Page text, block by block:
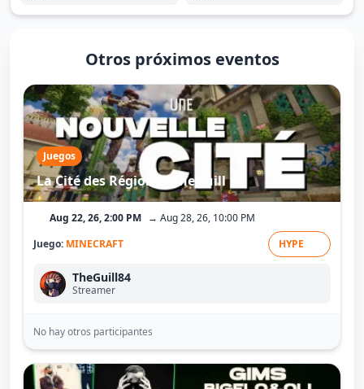
Otros próximos eventos
Juegos
La Cité des Régions - TheGuill
Aug 22, 26, 2:00 PM → Aug 28, 26, 10:00 PM
Juego: MINECRAFT HYPE
TheGuill84
Streamer
No hay otros participantes